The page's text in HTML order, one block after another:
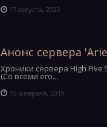
17 августа, 2022
Анонс сервера
Хроники сервера High Five
(Со всеми его...
15 февраля, 2019